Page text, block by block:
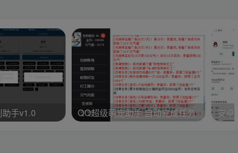
手v1.0 QQ超级萌宠助手 自动完成任务 安卓